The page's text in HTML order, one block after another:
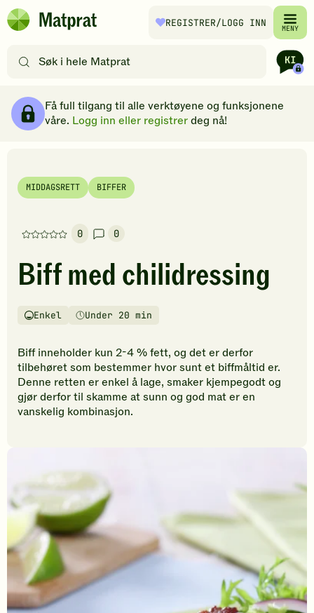
Hopp til hovedinnhold
Matprat
REGISTRER/LOGG INN MENY
etter
filtre
Få full tilgang til alle verktøyene og funksjonene
våre. Logg inn eller registrerdeg nå!
MIDDAGSRETT BIFFER
0
Denne
har
foreløpig
vurderinger.
den
første
til
å
vurdere
0
Biff med chilidressing
Vanskelighetsgrad
Enkel
TilberedningstidUnder 20 min
Biff inneholder kun 2-4 % fett, og det er derfor
tilbehøret som bestemmer hvor sunt et biffmåltid er.
Denne retten er enkel å lage, smaker kjempegodt og
gjør derfor til skamme at sunn og god mat er en
vanskelig kombinasjon.